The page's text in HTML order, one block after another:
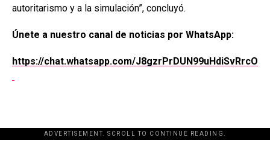
autoritarismo y a la simulación”, concluyó.
Únete a nuestro canal de noticias por WhatsApp:
https://chat.whatsapp.com/J8gzrPrDUN99uHdiSvRrcO
ADVERTISEMENT. SCROLL TO CONTINUE READING.
[adsforwp id="243463"]